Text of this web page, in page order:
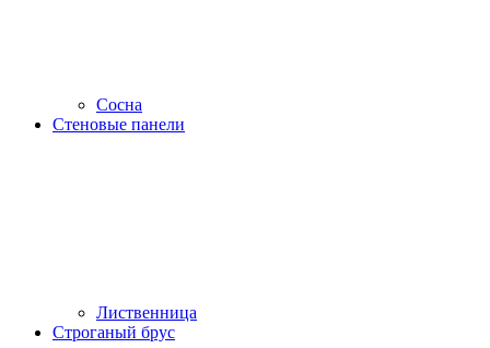
Сосна
Стеновые панели
Лиственница
Строганый брус